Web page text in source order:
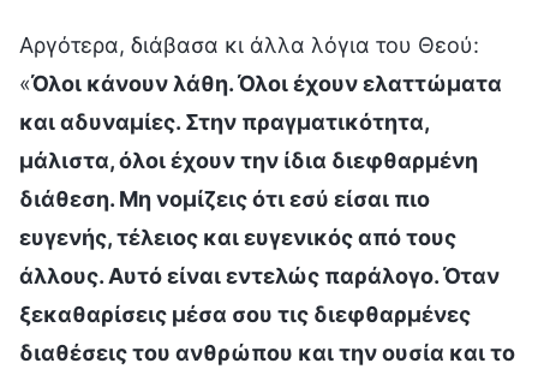
Αργότερα, διάβασα κι άλλα λόγια του Θεού:
«Όλοι κάνουν λάθη. Όλοι έχουν ελαττώματα
και αδυναμίες. Στην πραγματικότητα,
μάλιστα, όλοι έχουν την ίδια διεφθαρμένη
διάθεση. Μη νομίζεις ότι εσύ είσαι πιο
ευγενής, τέλειος και ευγενικός από τους
άλλους. Αυτό είναι εντελώς παράλογο. Όταν
ξεκαθαρίσεις μέσα σου τις διεφθαρμένες
διαθέσεις του ανθρώπου και την ουσία και το